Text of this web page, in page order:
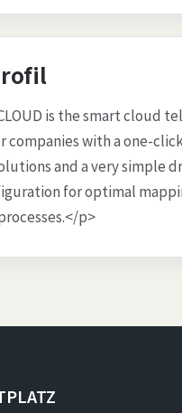
is the smart cloud
companies with a one-
and a very simple
for optimal
p>